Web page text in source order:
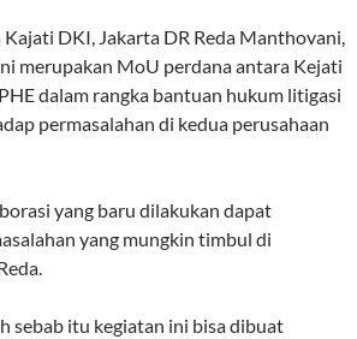
DKI, Jakarta DR Reda Manthovani,
merupakan MoU perdana antara Kejati
dalam rangka bantuan hukum litigasi
permasalahan di kedua perusahaan
yang baru dilakukan dapat
yang mungkin timbul di
sebab itu kegiatan ini bisa dibuat